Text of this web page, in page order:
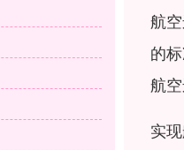
航
的
航
实